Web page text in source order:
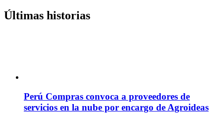
Últimas historias
Perú Compras convoca a proveedores de
servicios en la nube por encargo de Agroideas